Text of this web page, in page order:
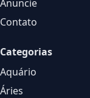
Anuncie
Contato
Categorias
Aquário
Áries